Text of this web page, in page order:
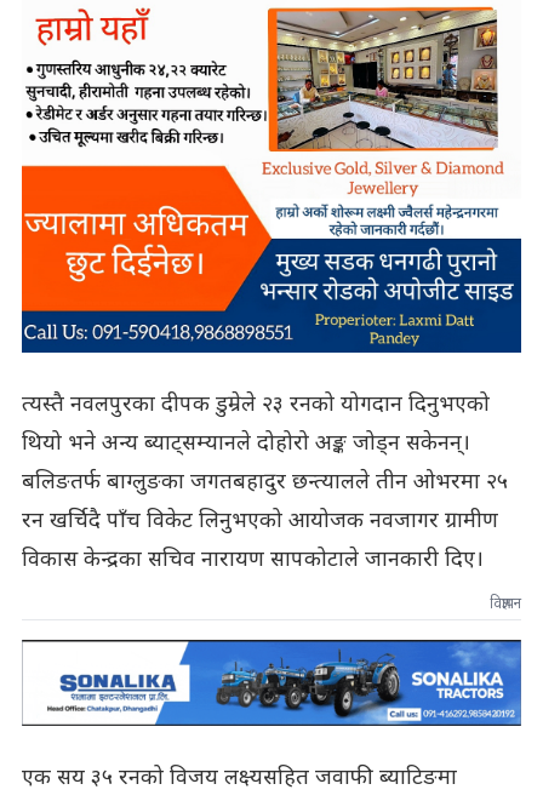
त्यस्तै नवलपुरका दीपक डुम्रेले २३ रनको योगदान दिनुभएको
थियो भने अन्य ब्याट्सम्यानले दोहोरो अङ्क जोड्न सकेनन्।
बलिङतर्फ बाग्लुङका जगतबहादुर छन्त्यालले तीन ओभरमा २५
रन खर्चिदै पाँच विकेट लिनुभएको आयोजक नवजागर ग्रामीण
विकास केन्द्रका सचिव नारायण सापकोटाले जानकारी दिए।
विज्ञापन
एक सय ३५ रनको विजय लक्ष्यसहित जवाफी ब्याटिङमा